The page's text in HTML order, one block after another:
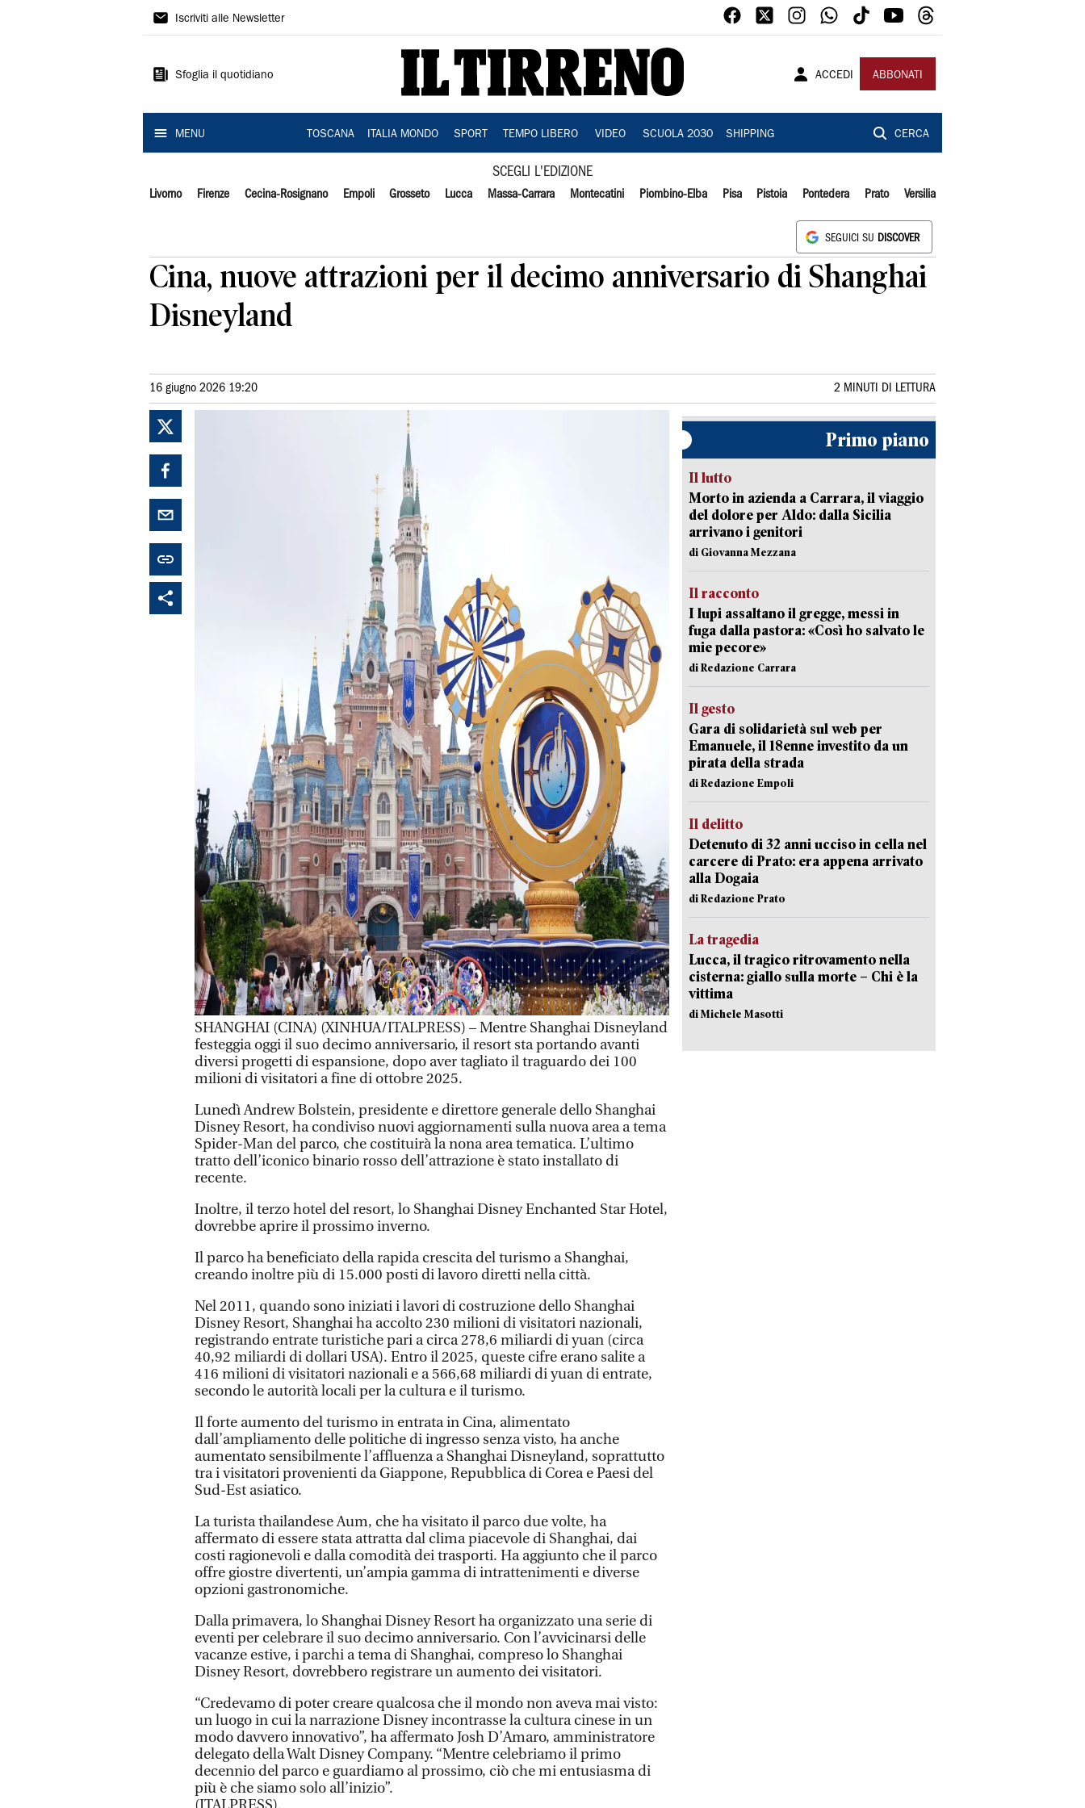
Il
Iscriviti alle Newsletter
Sfoglia il quotidiano ACCEDI ABBONATI
MENU TOSCANA ITALIA MONDO SPORT TEMPO LIBERO VIDEO SCUOLA 2030 SHIPPING CERCA
SCEGLI L'EDIZIONE
Livorno Firenze Cecina-Rosignano Empoli Grosseto Lucca Massa-Carrara Montecatini Piombino-Elba Pisa Pistoia Pontedera Prato Versilia
SEGUICI SU DISCOVER
Cina, nuove attrazioni per il decimo anniversario di Shanghai
Disneyland
16 giugno 2026 19:20 2 MINUTI DI LETTURA
SHANGHAI (CINA) (XINHUA/ITALPRESS) – Mentre Shanghai Disneyland
festeggia oggi il suo decimo anniversario, il resort sta portando avanti
diversi progetti di espansione, dopo aver tagliato il traguardo dei 100
milioni di visitatori a fine di ottobre 2025.
Lunedì Andrew Bolstein, presidente e direttore generale dello Shanghai
Disney Resort, ha condiviso nuovi aggiornamenti sulla nuova area a tema
Spider-Man del parco, che costituirà la nona area tematica. L’ultimo
tratto dell’iconico binario rosso dell’attrazione è stato installato di
recente.
Inoltre, il terzo hotel del resort, lo Shanghai Disney Enchanted Star Hotel,
dovrebbe aprire il prossimo inverno.
Il parco ha beneficiato della rapida crescita del turismo a Shanghai,
creando inoltre più di 15.000 posti di lavoro diretti nella città.
Nel 2011, quando sono iniziati i lavori di costruzione dello Shanghai
Disney Resort, Shanghai ha accolto 230 milioni di visitatori nazionali,
registrando entrate turistiche pari a circa 278,6 miliardi di yuan (circa
40,92 miliardi di dollari USA). Entro il 2025, queste cifre erano salite a
416 milioni di visitatori nazionali e a 566,68 miliardi di yuan di entrate,
secondo le autorità locali per la cultura e il turismo.
Il forte aumento del turismo in entrata in Cina, alimentato
dall’ampliamento delle politiche di ingresso senza visto, ha anche
aumentato sensibilmente l’affluenza a Shanghai Disneyland, soprattutto
tra i visitatori provenienti da Giappone, Repubblica di Corea e Paesi del
Sud-Est asiatico.
La turista thailandese Aum, che ha visitato il parco due volte, ha
affermato di essere stata attratta dal clima piacevole di Shanghai, dai
costi ragionevoli e dalla comodità dei trasporti. Ha aggiunto che il parco
offre giostre divertenti, un’ampia gamma di intrattenimenti e diverse
opzioni gastronomiche.
Dalla primavera, lo Shanghai Disney Resort ha organizzato una serie di
eventi per celebrare il suo decimo anniversario. Con l’avvicinarsi delle
vacanze estive, i parchi a tema di Shanghai, compreso lo Shanghai
Disney Resort, dovrebbero registrare un aumento dei visitatori.
“Credevamo di poter creare qualcosa che il mondo non aveva mai visto:
un luogo in cui la narrazione Disney incontrasse la cultura cinese in un
modo davvero innovativo”, ha affermato Josh D’Amaro, amministratore
delegato della Walt Disney Company. “Mentre celebriamo il primo
decennio del parco e guardiamo al prossimo, ciò che mi entusiasma di
più è che siamo solo all’inizio”.
Primo piano
Il lutto
Morto in azienda a Carrara, il viaggio
del dolore per Aldo: dalla Sicilia
arrivano i genitori
di Giovanna Mezzana
Il racconto
I lupi assaltano il gregge, messi in
fuga dalla pastora: «Così ho salvato le
mie pecore»
di Redazione Carrara
Il gesto
Gara di solidarietà sul web per
Emanuele, il 18enne investito da un
pirata della strada
di Redazione Empoli
Il delitto
Detenuto di 32 anni ucciso in cella nel
carcere di Prato: era appena arrivato
alla Dogaia
di Redazione Prato
La tragedia
Lucca, il tragico ritrovamento nella
cisterna: giallo sulla morte – Chi è la
vittima
di Michele Masotti